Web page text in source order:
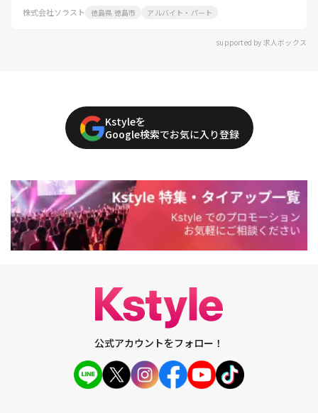
株式会社ソラスト 徳島県 徳島市 アルバイト・パート
supported by 求人ボックス
Kstyleを
Google検索でお気に入り登録
公式アカウントをフォロー！